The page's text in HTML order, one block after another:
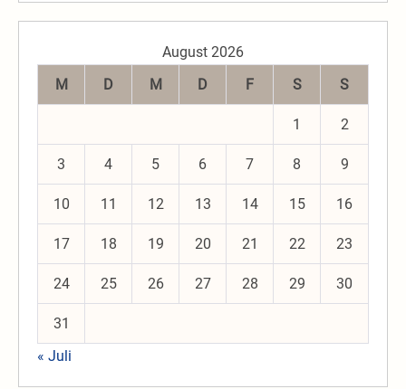
August 2026
M
D M D F S S
1 2
3 4 5 6 7 8 9
10 11 12 13 14 15 16
17 18 19 20 21 22 23
24 25 26 27 28 29 30
31
« Juli